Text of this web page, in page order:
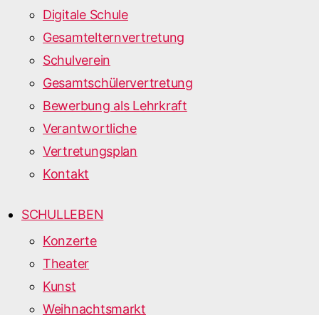
Digitale Schule
Gesamtelternvertretung
Schulverein
Gesamtschülervertretung
Bewerbung als Lehrkraft
Verantwortliche
Vertretungsplan
Kontakt
SCHULLEBEN
Konzerte
Theater
Kunst
Weihnachtsmarkt